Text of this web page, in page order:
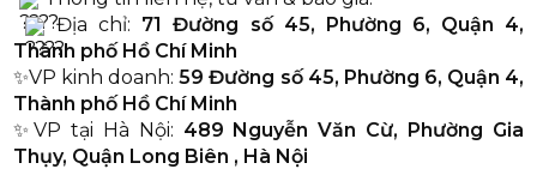
Địa chỉ: 71 Đường số 45, Phường 6, Quận 4,
Thành phố Hồ Chí Minh
✨VP kinh doanh:59 Đường số 45, Phường 6, Quận 4,
Thành phố Hồ Chí Minh
✨VP tại Hà Nội: 489 Nguyễn Văn Cừ, Phường Gia
Thụy, Quận Long Biên , Hà Nội